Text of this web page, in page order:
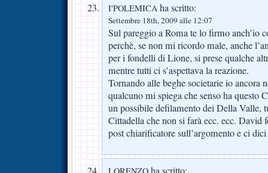
I'POLEMICA ha scritto:
Settembre 18th, 2009 alle 12:07
Sul pareggio a Roma te lo firmo anch’io
perchè, se non mi ricordo male, anche
per i fondelli di Lione, si prese qualche
mentre tutti ci s’aspettava la reazione.
Tornando alle beghe societarie io ancora
qualcuno mi spiega che senso ha questo
un possibile defilamento dei Della Valle,
Cittadella che non si farà ecc. ecc. David
post chiarificatore sull’argomento e ci